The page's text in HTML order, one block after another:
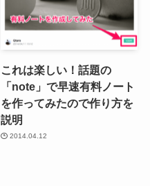
これは楽しい！話題の
「note」で早速有料ノート
を作ってみたので作り方を
説明
2014.04.12